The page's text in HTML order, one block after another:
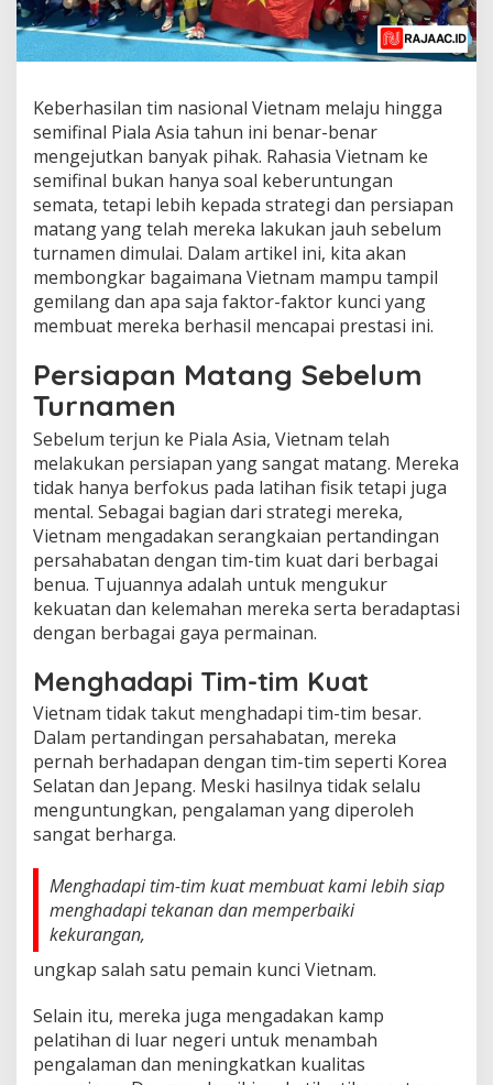
Keberhasilan tim nasional Vietnam melaju hingga
semifinal Piala Asia tahun ini benar-benar
mengejutkan banyak pihak. Rahasia Vietnam ke
semifinal bukan hanya soal keberuntungan
semata, tetapi lebih kepada strategi dan persiapan
matang yang telah mereka lakukan jauh sebelum
turnamen dimulai. Dalam artikel ini, kita akan
membongkar bagaimana Vietnam mampu tampil
gemilang dan apa saja faktor-faktor kunci yang
membuat mereka berhasil mencapai prestasi ini.
Persiapan Matang Sebelum
Turnamen
Sebelum terjun ke Piala Asia, Vietnam telah
melakukan persiapan yang sangat matang. Mereka
tidak hanya berfokus pada latihan fisik tetapi juga
mental. Sebagai bagian dari strategi mereka,
Vietnam mengadakan serangkaian pertandingan
persahabatan dengan tim-tim kuat dari berbagai
benua. Tujuannya adalah untuk mengukur
kekuatan dan kelemahan mereka serta beradaptasi
dengan berbagai gaya permainan.
Menghadapi Tim-tim Kuat
Vietnam tidak takut menghadapi tim-tim besar.
Dalam pertandingan persahabatan, mereka
pernah berhadapan dengan tim-tim seperti Korea
Selatan dan Jepang. Meski hasilnya tidak selalu
menguntungkan, pengalaman yang diperoleh
sangat berharga.
Menghadapi tim-tim kuat membuat kami lebih siap
menghadapi tekanan dan memperbaiki
kekurangan,
ungkap salah satu pemain kunci Vietnam.
Selain itu, mereka juga mengadakan kamp
pelatihan di luar negeri untuk menambah
pengalaman dan meningkatkan kualitas